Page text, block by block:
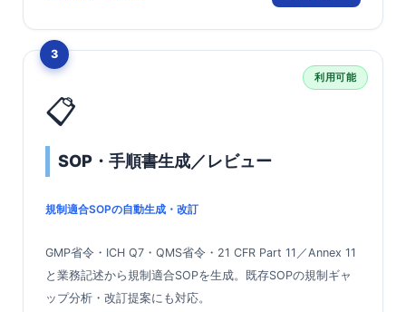
3
利用可能
📋
SOP・手順書生成／レビュー
規制適合SOPの自動生成・改訂
GMP省令・ICH Q7・QMS省令・21 CFR Part 11／Annex 11
と業務記述から規制適合SOPを生成。既存SOPの規制ギャ
ップ分析・改訂提案にも対応。